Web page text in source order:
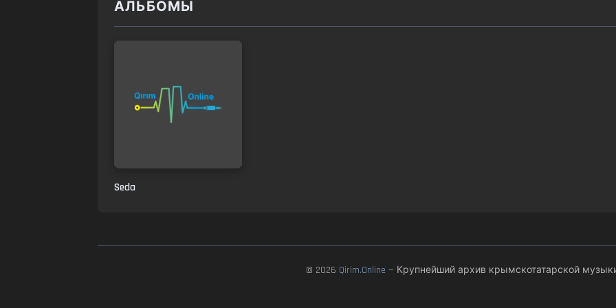
АЛЬБОМЫ
Seda
© 2026 Qirim.Online — Крупнейший архив крымскотатарской